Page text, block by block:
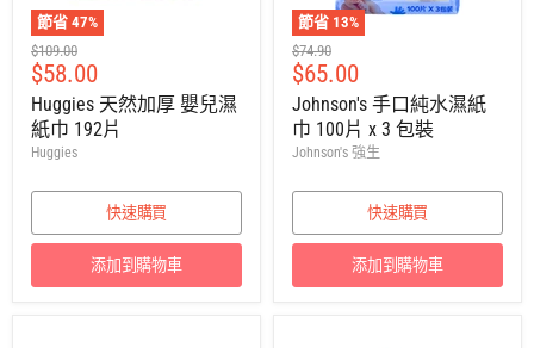
節省 47%
建
議
零
售
價
$109.00
售
價
$58.00
Huggies 天然加厚 嬰兒濕
紙巾 192片
Huggies
快速購買
添加到購物車
節省 13%
建
議
零
售
價
$74.90
售
價
$65.00
Johnson's 手口純水濕紙
巾 100片 x 3 包裝
Johnson's 強生
快速購買
添加到購物車